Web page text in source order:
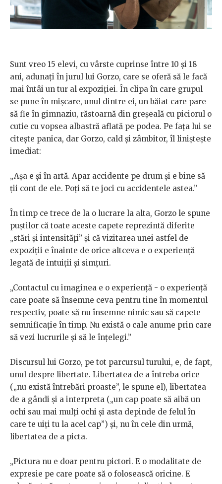
Sunt vreo 15 elevi, cu vârste cuprinse între 10 și 18
ani, adunați în jurul lui Gorzo, care se oferă să le facă
mai întâi un tur al expoziției. În clipa în care grupul
se pune în mișcare, unul dintre ei, un băiat care pare
să fie în gimnaziu, răstoarnă din greșeală cu piciorul o
cutie cu vopsea albastră aflată pe podea. Pe fața lui se
citește panica, dar Gorzo, cald și zâmbitor, îl liniștește
imediat:
„Așa e și în artă. Apar accidente pe drum și e bine să
ții cont de ele. Poți să te joci cu accidentele astea.”
În timp ce trece de la o lucrare la alta, Gorzo le spune
puștilor că toate aceste capete reprezintă diferite
„stări și intensități” și că vizitarea unei astfel de
expoziții e înainte de orice altceva e o experiență
legată de intuiții și simțuri.
„Contactul cu imaginea e o experiență - o experiență
care poate să însemne ceva pentru tine în momentul
respectiv, poate să nu însemne nimic sau să capete
semnificație în timp. Nu există o cale anume prin care
să vezi lucrurile și să le înțelegi.”
Discursul lui Gorzo, pe tot parcursul turului, e, de fapt,
unul despre libertate. Libertatea de a întreba orice
(„nu există întrebări proaste”, le spune el), libertatea
de a gândi și a interpreta („un cap poate să aibă un
ochi sau mai mulți ochi și asta depinde de felul în
care te uiți tu la acel cap”) și, nu în cele din urmă,
libertatea de a picta.
„Pictura nu e doar pentru pictori. E o modalitate de
expresie pe care poate să o folosească oricine. E